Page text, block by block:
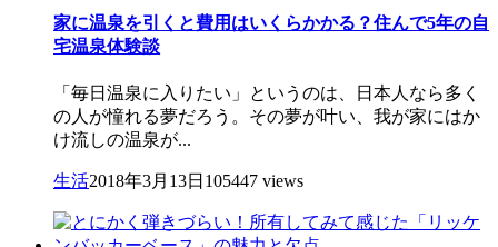
家に温泉を引くと費用はいくらかかる？住んで5年の自
宅温泉体験談
「毎日温泉に入りたい」というのは、日本人なら多く
の人が憧れる夢だろう。その夢が叶い、我が家にはか
け流しの温泉が...
生活2018年3月13日 105447 views